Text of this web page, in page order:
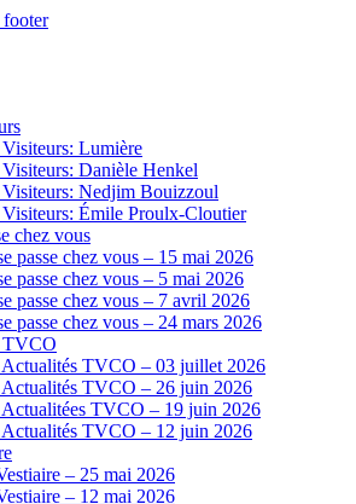
Lumière
Danièle Henkel
Nedjim Bouizzoul
Émile Proulx-Cloutier
chez vous
passe chez vous – 15 mai 2026
passe chez vous – 5 mai 2026
passe chez vous – 7 avril 2026
passe chez vous – 24 mars 2026
TVCO
TVCO – 03 juillet 2026
TVCO – 26 juin 2026
TVCO – 19 juin 2026
TVCO – 12 juin 2026
– 25 mai 2026
– 12 mai 2026